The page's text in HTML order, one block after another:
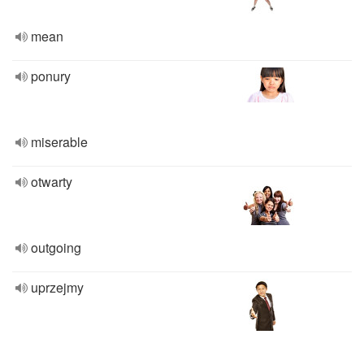
mean
ponury
miserable
otwarty
outgoing
uprzejmy